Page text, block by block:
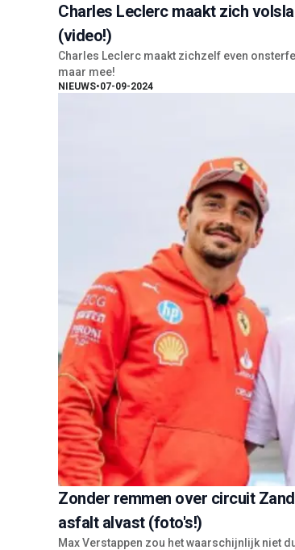
Charles Leclerc maakt zich
(video!)
Charles Leclerc maakt zichzelf even
maar mee!
NIEUWS•07-09-2024
Zonder remmen over circuit
asfalt alvast (foto's!)
Max Verstappen zou het waarschijnlijk niet